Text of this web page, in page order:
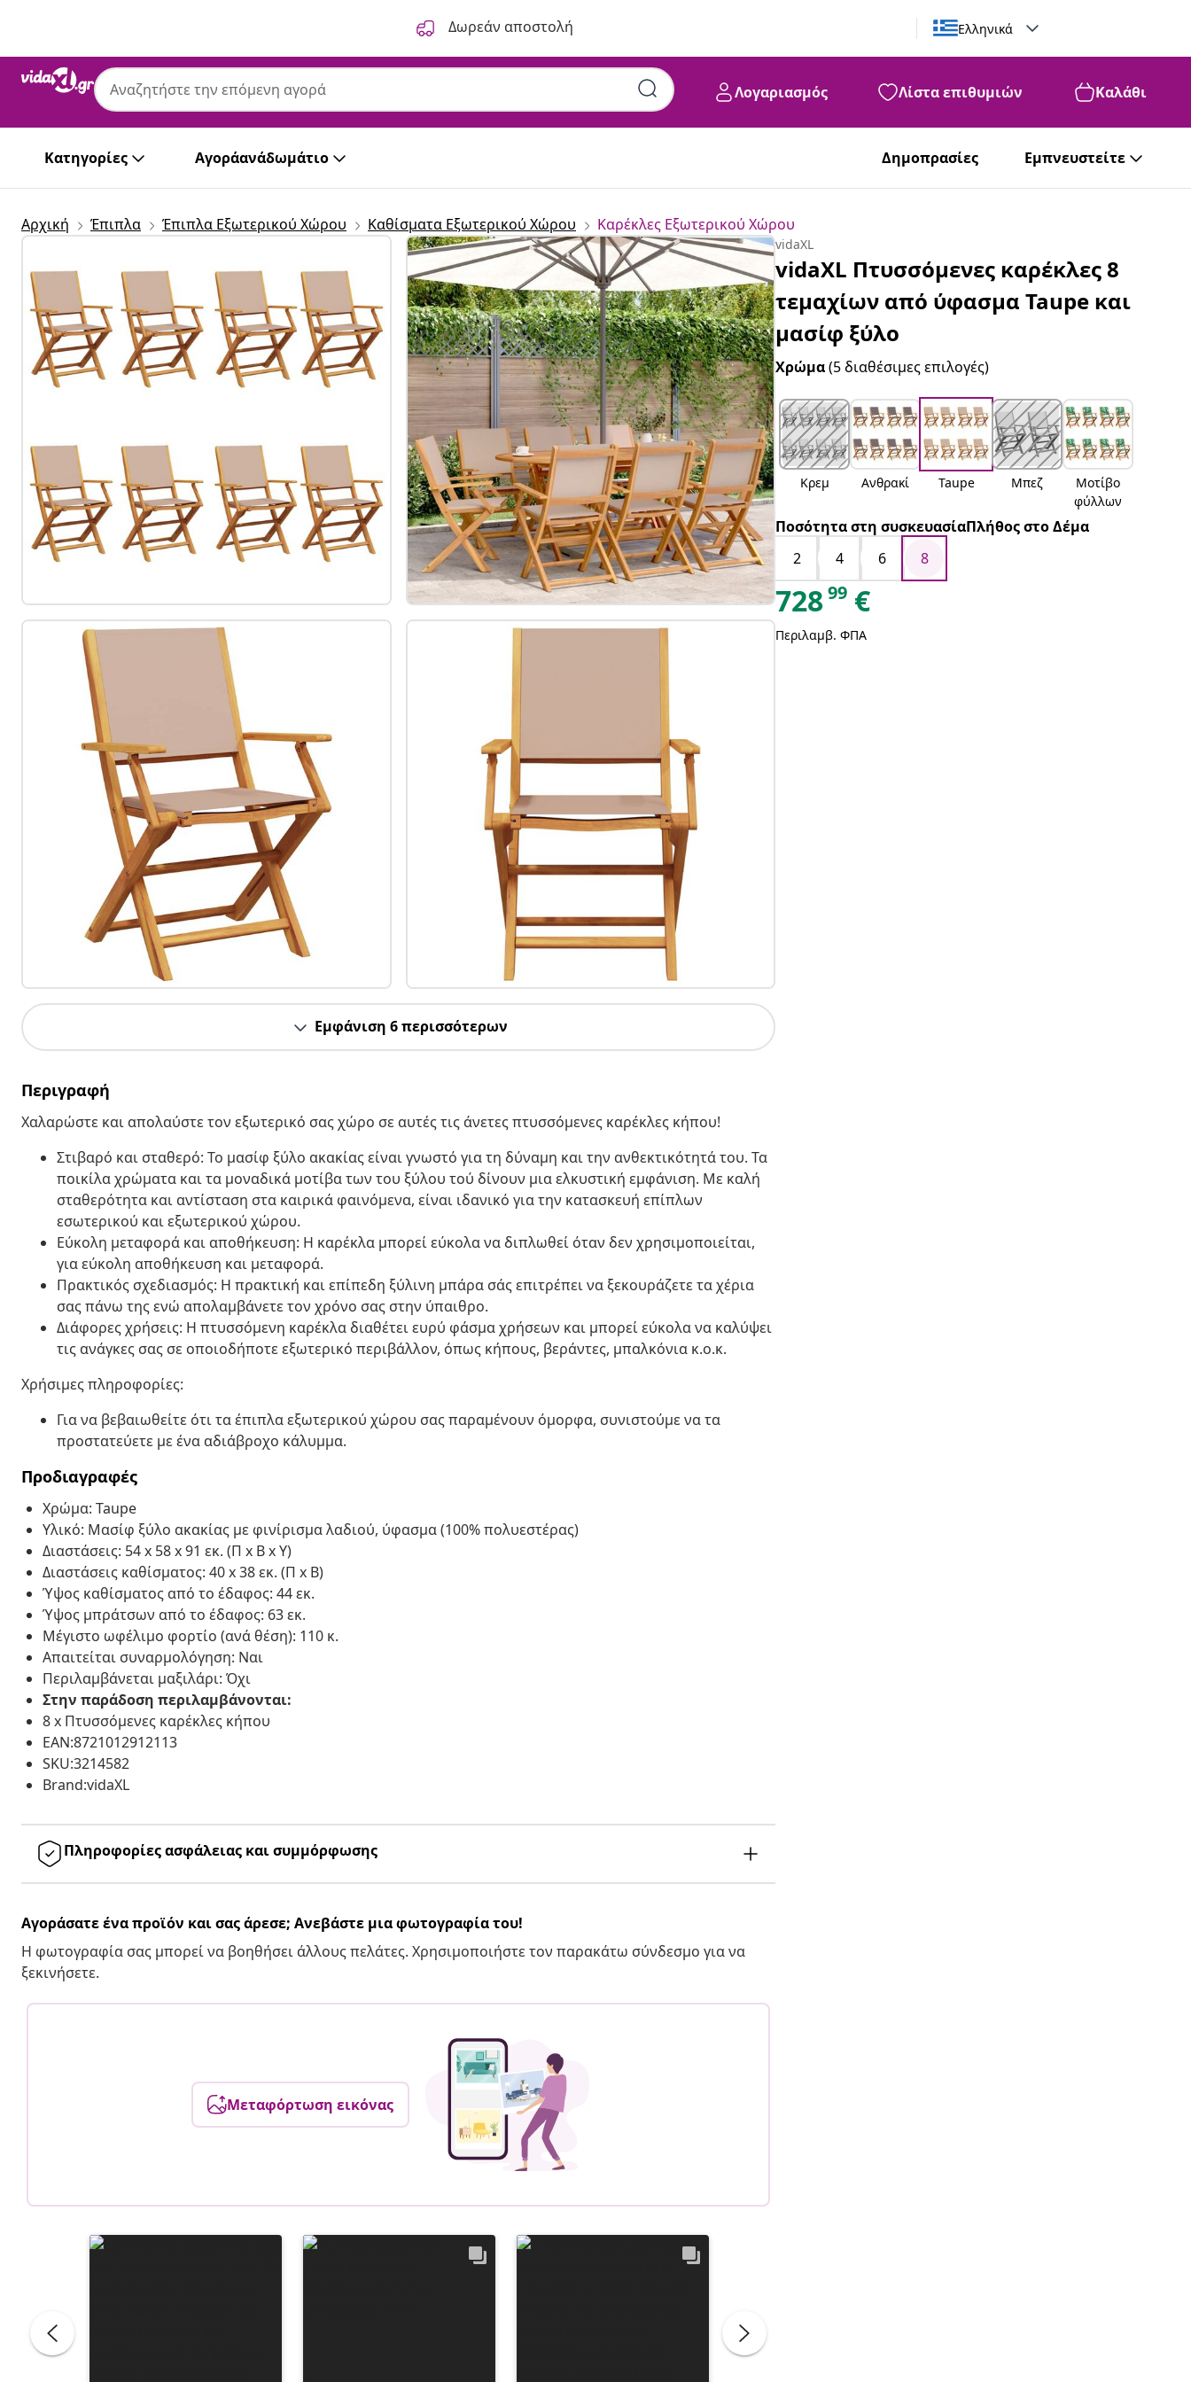
Δωρεάν αποστολή Ελληνικά
Λογαριασμός Λίστα επιθυμιών Καλάθι
Κατηγορίες Αγοράανάδωμάτιο Δημοπρασίες Εμπνευστείτε
Αρχική Έπιπλα Έπιπλα Εξωτερικού Χώρου Καθίσματα Εξωτερικού Χώρου Καρέκλες Εξωτερικού Χώρου
Εμφάνιση 6 περισσότερων
Περιγραφή
Χαλαρώστε και απολαύστε τον εξωτερικό σας χώρο σε αυτές τις άνετες πτυσσόμενες καρέκλες κήπου!
Στιβαρό και σταθερό: Το μασίφ ξύλο ακακίας είναι γνωστό για τη δύναμη και την ανθεκτικότητά του. Τα
ποικίλα χρώματα και τα μοναδικά μοτίβα των του ξύλου τού δίνουν μια ελκυστική εμφάνιση. Με καλή
σταθερότητα και αντίσταση στα καιρικά φαινόμενα, είναι ιδανικό για την κατασκευή επίπλων
εσωτερικού και εξωτερικού χώρου.
Εύκολη μεταφορά και αποθήκευση: Η καρέκλα μπορεί εύκολα να διπλωθεί όταν δεν χρησιμοποιείται,
για εύκολη αποθήκευση και μεταφορά.
Πρακτικός σχεδιασμός: Η πρακτική και επίπεδη ξύλινη μπάρα σάς επιτρέπει να ξεκουράζετε τα χέρια
σας πάνω της ενώ απολαμβάνετε τον χρόνο σας στην ύπαιθρο.
Διάφορες χρήσεις: Η πτυσσόμενη καρέκλα διαθέτει ευρύ φάσμα χρήσεων και μπορεί εύκολα να καλύψει
τις ανάγκες σας σε οποιοδήποτε εξωτερικό περιβάλλον, όπως κήπους, βεράντες, μπαλκόνια κ.ο.κ.
Χρήσιμες πληροφορίες:
Για να βεβαιωθείτε ότι τα έπιπλα εξωτερικού χώρου σας παραμένουν όμορφα, συνιστούμε να τα
προστατεύετε με ένα αδιάβροχο κάλυμμα.
Προδιαγραφές
Χρώμα: Taupe
Υλικό: Μασίφ ξύλο ακακίας με φινίρισμα λαδιού, ύφασμα (100% πολυεστέρας)
Διαστάσεις: 54 x 58 x 91 εκ. (Π x Β x Υ)
Διαστάσεις καθίσματος: 40 x 38 εκ. (Π x Β)
Ύψος καθίσματος από το έδαφος: 44 εκ.
Ύψος μπράτσων από το έδαφος: 63 εκ.
Μέγιστο ωφέλιμο φορτίο (ανά θέση): 110 κ.
Απαιτείται συναρμολόγηση: Ναι
Περιλαμβάνεται μαξιλάρι: Όχι
Στην παράδοση περιλαμβάνονται:
8 x Πτυσσόμενες καρέκλες κήπου
EAN:8721012912113
SKU:3214582
Brand:vidaXL
Πληροφορίες ασφάλειας και συμμόρφωσης
Αγοράσατε ένα προϊόν και σας άρεσε; Ανεβάστε μια φωτογραφία του!
Η φωτογραφία σας μπορεί να βοηθήσει άλλους πελάτες. Χρησιμοποιήστε τον παρακάτω σύνδεσμο για να
ξεκινήσετε.
Μεταφόρτωση εικόνας
vidaXL
vidaXL Πτυσσόμενες καρέκλες 8
τεμαχίων από ύφασμα Taupe και
μασίφ ξύλο
Χρώμα(5 διαθέσιμες επιλογές)
Κρεμ Ανθρακί Taupe Μπεζ
Μοτίβο
φύλλων
Ποσότητα στη συσκευασίαΠλήθος στο Δέμα
2
4 6 8
72899 €
Περιλαμβ. ΦΠΑ